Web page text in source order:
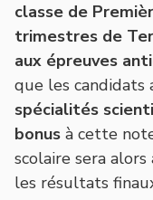
classe de
trimestres de
aux épreuves
que les candidats
spécialités
bonus à cette
scolaire sera alors
les résultats